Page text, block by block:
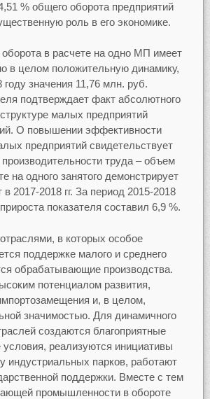
% общего оборота предприятий
роль в его экономике.
в расчете на одно МП имеет
в целом положительную динамику,
году значения 11,76 млн. руб.
подтверждает факт абсолютного
малых предприятий
О повышении эффективности
предприятий свидетельствует
производительности труда – объем
на одного занятого демонстрирует
2017-2018 гг. За период 2015-2018
показателя составил 6,9 %.
в которых особое
поддержке малого и среднего
обрабатывающие производства.
потенциалом развития,
и, в целом,
значимостью. Для динамичного
создаются благоприятные
реализуются инициативы
индустриальных парков, работают
поддержки. Вместе с тем
промышленности в обороте